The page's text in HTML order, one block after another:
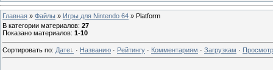
Главная » Файлы » Игры для Nintendo 64 » Platform
В категории материалов: 27
Показано материалов: 1-10
Сортировать по: Дате · Названию · Рейтингу · Комментариям · Загрузкам ·